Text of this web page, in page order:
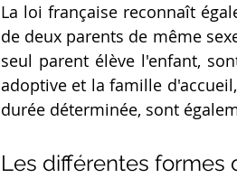
La loi française reconnaît
de deux parents de même
seul parent élève l'enfant,
adoptive et la famille
durée déterminée, sont
Les différentes formes